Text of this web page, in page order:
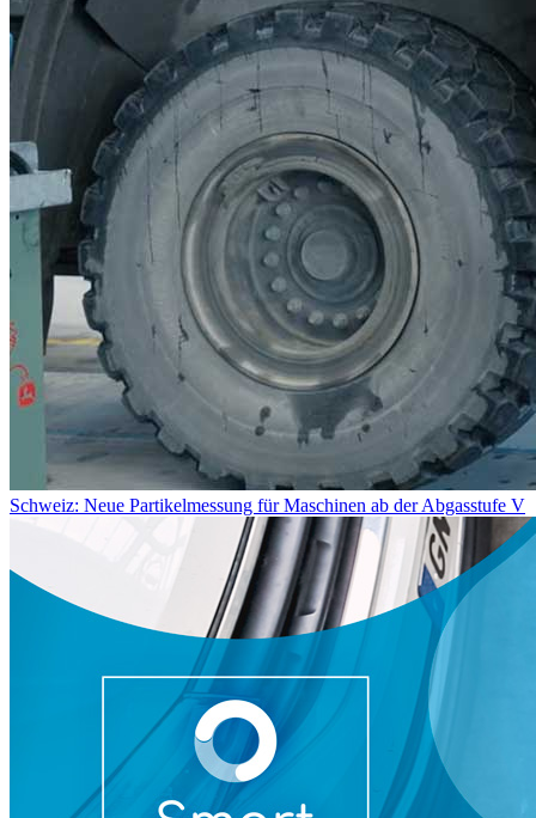
Schweiz: Neue Partikelmessung für Maschinen ab der Abgasstufe V